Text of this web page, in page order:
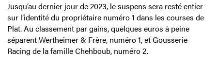
Jusqu’au dernier jour de 2023, le suspens sera resté entier
sur l’identité du propriétaire numéro 1 dans les courses de
Plat. Au classement par gains, quelques euros à peine
séparent Wertheimer & Frère, numéro 1, et Gousserie
Racing de la famille Chehboub, numéro 2.